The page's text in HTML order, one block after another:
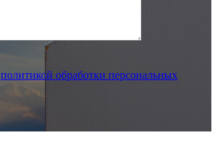
политикой обработки персональных